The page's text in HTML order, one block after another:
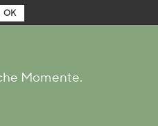
Momente.
OK